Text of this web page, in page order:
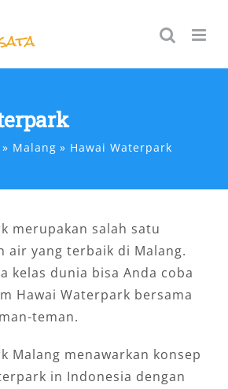
Malang Hawai Waterpark
merupakan salah satu
air yang terbaik di Malang.
kelas dunia bisa Anda coba
Hawai Waterpark bersama
teman.
Malang menawarkan konsep
in Indonesia dengan